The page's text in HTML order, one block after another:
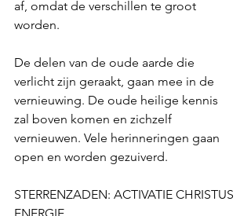
af, omdat de verschillen te groot
worden.
De delen van de oude aarde die
verlicht zijn geraakt, gaan mee in de
vernieuwing. De oude heilige kennis
zal boven komen en zichzelf
vernieuwen. Vele herinneringen gaan
open en worden gezuiverd.
STERRENZADEN: ACTIVATIE CHRISTUS